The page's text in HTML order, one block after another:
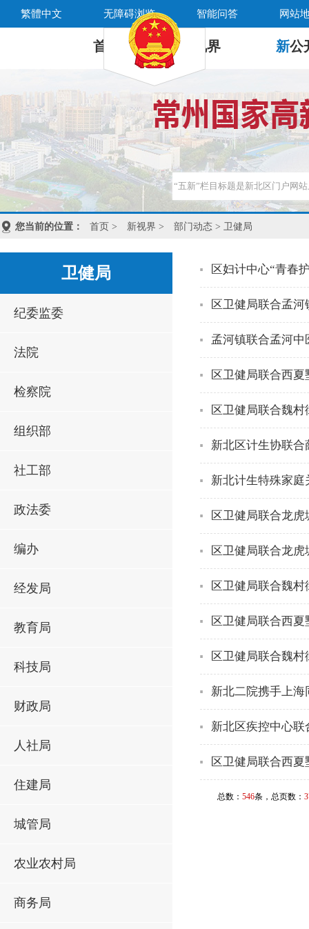
繁體中文 无障碍浏览 智能问答 网站
首 页 新 视界 新公
您当前的位置： 首页 > 新视界 > 部门动态 > 卫健局
卫健局
纪委监委
法院
检察院
组织部
社工部
政法委
编办
经发局
教育局
科技局
财政局
人社局
住建局
城管局
农业农村局
商务局
区妇计中心“青春
区卫健局联合孟
孟河镇联合孟河
区卫健局联合西
区卫健局联合魏
新北区计生协联合
新北计生特殊家
区卫健局联合龙
区卫健局联合龙
区卫健局联合魏
区卫健局联合西
区卫健局联合魏
新北二院携手上
新北区疾控中心
区卫健局联合西
总数： 546条，总页数：